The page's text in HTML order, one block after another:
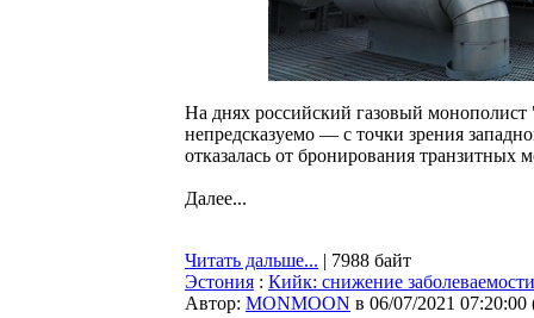
На днях российский газовый монополист
непредсказуемо — с точки зрения
отказалась от бронирования транзитных
Далее...
Читать дальше... | 7988 байт
Эстония : Кийк: снижение
Автор: MONMOON в 06/07/2021 07:20:00